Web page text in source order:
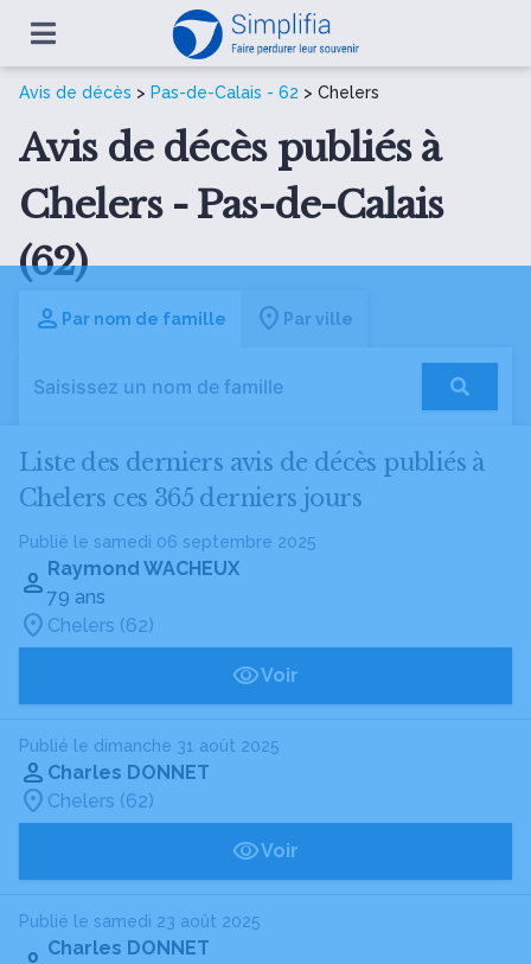
Avis de décès > Pas-de-Calais - 62 > Chelers
Avis de décès publiés à
Chelers - Pas-de-Calais
(62)
Par nom de famille Par ville
Liste des derniers avis de décès publiés à
Chelers ces 365 derniers jours
Publié le samedi 06 septembre 2025
Raymond WACHEUX
79 ans
Chelers (62)
Voir
Publié le dimanche 31 août 2025
Charles DONNET
Chelers (62)
Voir
Publié le samedi 23 août 2025
Charles DONNET